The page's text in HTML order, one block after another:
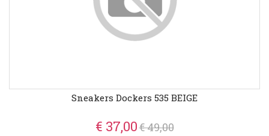
Sneakers Dockers 535 BEIGE
€ 37,00€ 49,00